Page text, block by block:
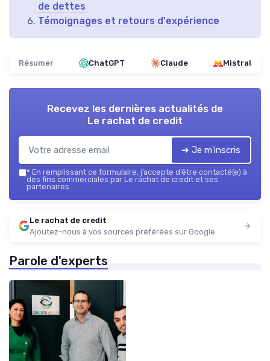
de dettes
Témoignages et retours d'expérience
Résumer ChatGPT Claude Mistral
Recevez les dernières actualités de
Le rachat de credit
➔ Je m'inscris
* En remplissant ce formulaire, j’accepte d’être contacté(e) à
des fins commerciales par Le rachat de credit et ses
partenaires.
Le rachat de credit
Ajoutez-nous à vos sources préférées sur Google
Parole d'experts